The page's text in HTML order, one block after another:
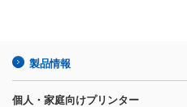
製品情報
個人・家庭向けプリンター